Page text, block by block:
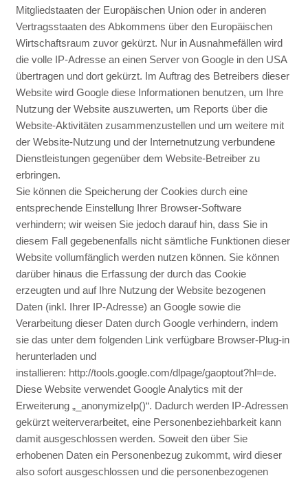
Mitgliedstaaten der Europäischen Union oder in anderen
Vertragsstaaten des Abkommens über den Europäischen
Wirtschaftsraum zuvor gekürzt. Nur in Ausnahmefällen wird
die volle IP-Adresse an einen Server von Google in den USA
übertragen und dort gekürzt. Im Auftrag des Betreibers dieser
Website wird Google diese Informationen benutzen, um Ihre
Nutzung der Website auszuwerten, um Reports über die
Website-Aktivitäten zusammenzustellen und um weitere mit
der Website-Nutzung und der Internetnutzung verbundene
Dienstleistungen gegenüber dem Website-Betreiber zu
erbringen.
Sie können die Speicherung der Cookies durch eine
entsprechende Einstellung Ihrer Browser-Software
verhindern; wir weisen Sie jedoch darauf hin, dass Sie in
diesem Fall gegebenenfalls nicht sämtliche Funktionen dieser
Website vollumfänglich werden nutzen können. Sie können
darüber hinaus die Erfassung der durch das Cookie
erzeugten und auf Ihre Nutzung der Website bezogenen
Daten (inkl. Ihrer IP-Adresse) an Google sowie die
Verarbeitung dieser Daten durch Google verhindern, indem
sie das unter dem folgenden Link verfügbare Browser-Plug-in
herunterladen und
installieren: http://tools.google.com/dlpage/gaoptout?hl=de.
Diese Website verwendet Google Analytics mit der
Erweiterung „_anonymizeIp()“. Dadurch werden IP-Adressen
gekürzt weiterverarbeitet, eine Personenbeziehbarkeit kann
damit ausgeschlossen werden. Soweit den über Sie
erhobenen Daten ein Personenbezug zukommt, wird dieser
also sofort ausgeschlossen und die personenbezogenen